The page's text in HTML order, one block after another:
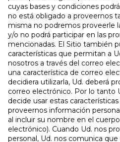
cuyas bases y condiciones
no está obligado a proveernos
misma no podremos proveerle
y/o no podrá participar en las
mencionadas. El Sitio también
características que permitan a
nosotros a través del correo
una característica de correo
decidiera utilizarla, Ud. deberá
correo electrónico. Por lo tanto
decide usar estas
proveernos información
al incluir su nombre en el
electrónico). Cuando Ud. nos
personal, Ud. nos comunica